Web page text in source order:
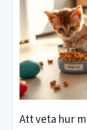
Att veta hur